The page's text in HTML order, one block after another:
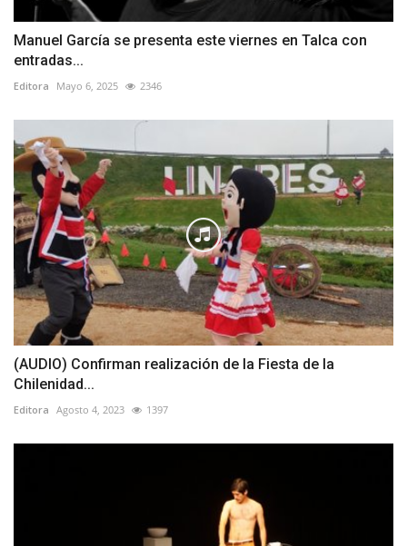
Manuel García se presenta este viernes en Talca con
entradas...
Editora Mayo 6, 2025 2346
(AUDIO) Confirman realización de la Fiesta de la
Chilenidad...
Editora Agosto 4, 2023 1397